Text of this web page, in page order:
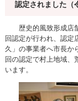
認定されました（
歴史的風致形成店舗
回認定が行われ、認定
久」の事業者へ市長か
回の認定で村上地域、
います。